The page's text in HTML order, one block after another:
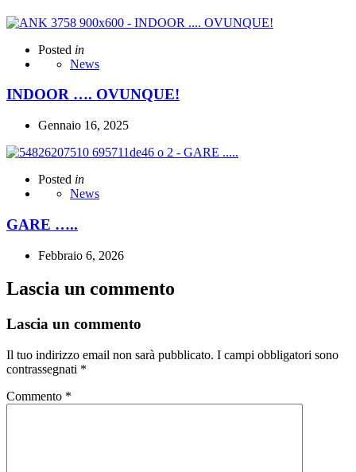
Posted in
News
INDOOR …. OVUNQUE!
Gennaio 16, 2025
Posted in
News
GARE …..
Febbraio 6, 2026
Lascia un commento
Lascia un commento
Il tuo indirizzo email non sarà pubblicato. I campi obbligatori sono
contrassegnati *
Commento *